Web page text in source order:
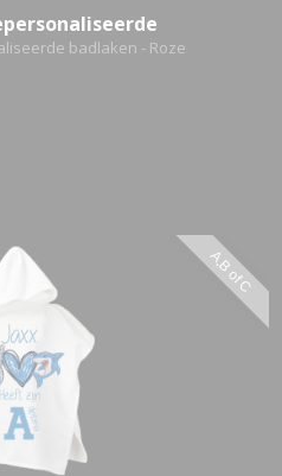
badlaken - Roze
A,B of C